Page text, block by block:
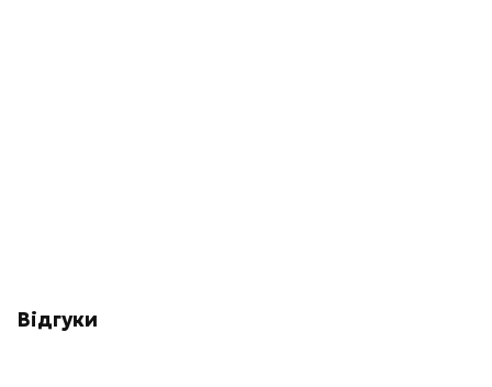
Відгуки